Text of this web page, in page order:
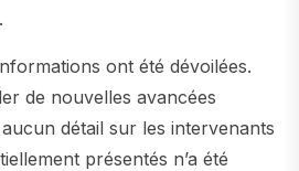
ont été dévoilées.
de nouvelles avancées
détail sur les intervenants
présentés n’a été